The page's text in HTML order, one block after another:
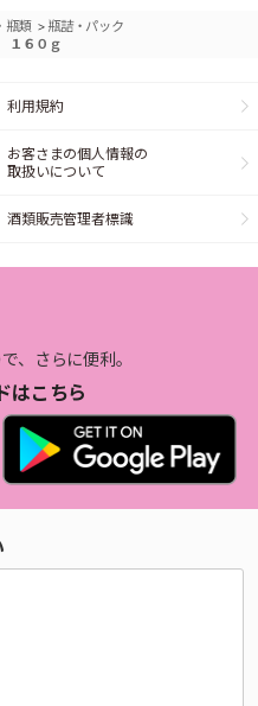
瓶類 >瓶詰・パック
１６０ｇ
利用規約
お客さまの個人情報の
取扱いについて
酒類販売管理者標識
、さらに便利。
はこちら